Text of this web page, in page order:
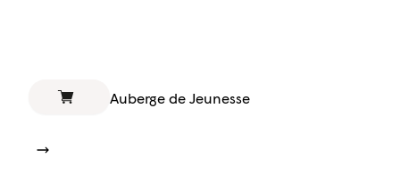
Auberge de Jeunesse